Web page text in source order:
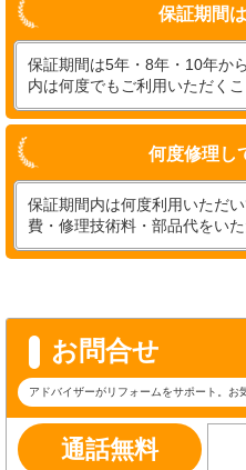
保証期間
保証期間は5年・8年・10年か
内は何度でもご利用いただくこ
何度修理し
保証期間内は何度利用いただ
費・修理技術料・部品代をい
お問合せ
アドバイザーがリフォームをサポート。お
通話無料